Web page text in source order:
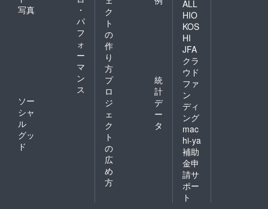
写真
・
パ
フ
ォ
ー
マ
ン
ス
ソー
シャ
ル
グッ
ド
ク
ト
の
作
り
方
プ
ロ
ジ
ェ
ク
ト
の
広
め
方
統
計
デ
ー
タ
ALL
HIO
KOS
HI
JFA
クラ
ウド
ファ
ン
ディ
ング
mac
hi-ya
補助
金申
請サ
ポー
ト